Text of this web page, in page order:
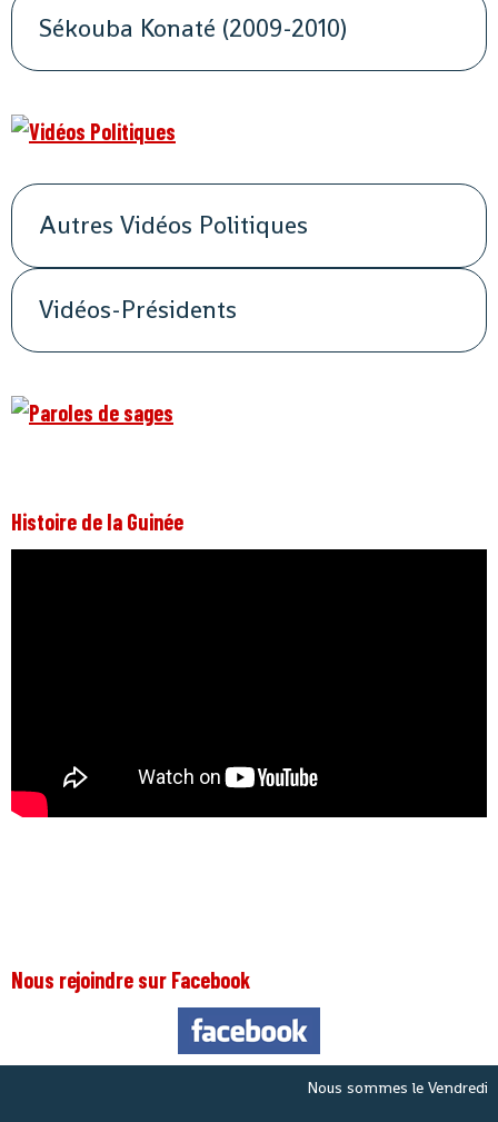
Sékouba Konaté (2009-2010)
Autres Vidéos Politiques
Vidéos-Présidents
Histoire de la Guinée
Nous rejoindre sur Facebook
Nous sommes leVendredi 7 Aout